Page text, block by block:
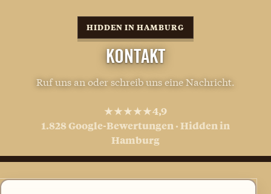
KINDERGEBURTSTAG
GUTSCHEINE
FAQ
KONTAKT
HIDDEN IN HAMBURG
KONTAKT
Ruf uns an oder schreib uns eine Nachricht.
★★★★★4,9
1.828 Google-Bewertungen · Hidden in
Hamburg